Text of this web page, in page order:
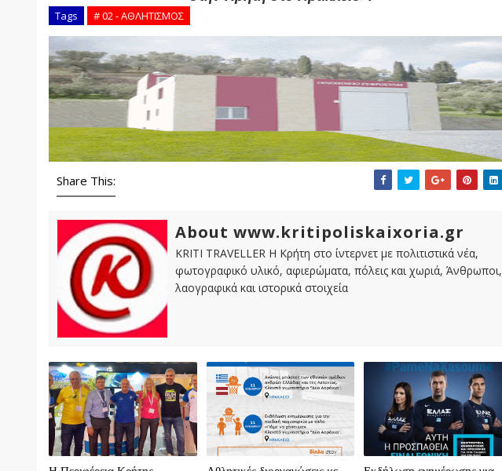
Tags # 02 - ΑΘΛΗΤΙΣΜΟΣ
Share This:
About www.kritipoliskaixoria.gr
KRITI TRAVELLER Η Κρήτη στο ίντερνετ με πολιτιστικά νέα,
φωτογραφικό υλικό, αφιερώματα, πόλεις και χωριά, Άνθρωποι,
λαογραφικά και ιστορικά στοιχεία